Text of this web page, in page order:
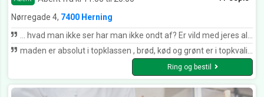
Nørregade 4, 7400 Herning
… hvad man ikke ser har man ikke ondt af? Er vild med jeres altid lækre salatbuffet og brød. Har altid været godt tilfreds. 👍 Blev dog lidt paf over at se en personale tørre kanten af rundt ved buffeten, hvor hun kaster spildte majs m.m. tilbage i bakken. Tog kluden og tørrede videre rundt og rystede kluden over salat bakken🙈 Spiste enkelte stykker fra kanten af grøntsager fra kanten også. 🧐
maden er absolut i topklassen , brød, kød og grønt er i topkvalitet, kød frisklavet og velsmagende, grønt og salat altid helt frisk og nyskåret.. personalet er venlige, utrolig effektive og kan altid give et ordentligt svar og ved hvad de taler om,, god stemning og så mætter maden og er sund,, slet ikke som fastfood, der giver en flad fornemmelse bagefter,,,, kylling og co er altid det første sted jeg overvejer , hvis der skal hentes mad udefra...
Ring og bestil